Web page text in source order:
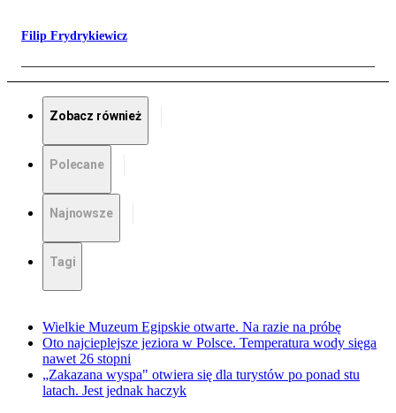
Filip Frydrykiewicz
Zobacz również
Polecane
Najnowsze
Tagi
Wielkie Muzeum Egipskie otwarte. Na razie na próbę
Oto najcieplejsze jeziora w Polsce. Temperatura wody sięga
nawet 26 stopni
„Zakazana wyspa" otwiera się dla turystów po ponad stu
latach. Jest jednak haczyk